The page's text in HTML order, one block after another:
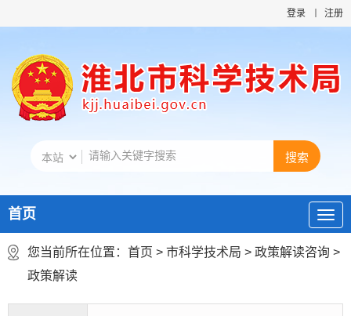
登录 注册
首页
您当前所在位置： 首页 > 市科学技术局 > 政策解读咨询 >
政策解读